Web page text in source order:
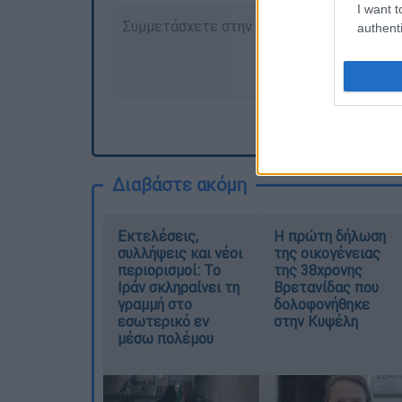
I want
Διαβάστε ακόμη
Εκτελέσεις,
συλλήψεις και νέοι
περιορισμοί: Το
Ιράν σκληραίνει τη
γραμμή στο
εσωτερικό εν
μέσω πολέμου
Η πρώτη δήλωση
της οικογένειας
της 38χρονης
Βρετανίδας που
δολοφονήθηκε
στην Κυψέλη